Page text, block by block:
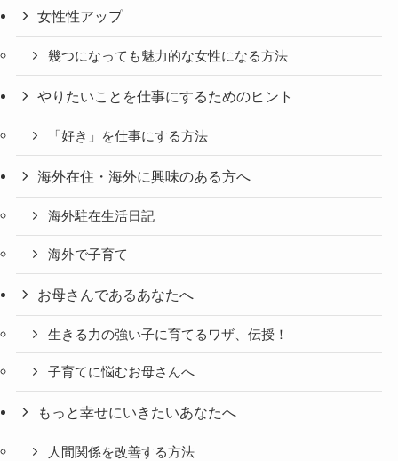
女性性アップ
幾つになっても魅力的な女性になる方法
やりたいことを仕事にするためのヒント
「好き」を仕事にする方法
海外在住・海外に興味のある方へ
海外駐在生活日記
海外で子育て
お母さんであるあなたへ
生きる力の強い子に育てるワザ、伝授！
子育てに悩むお母さんへ
もっと幸せにいきたいあなたへ
人間関係を改善する方法